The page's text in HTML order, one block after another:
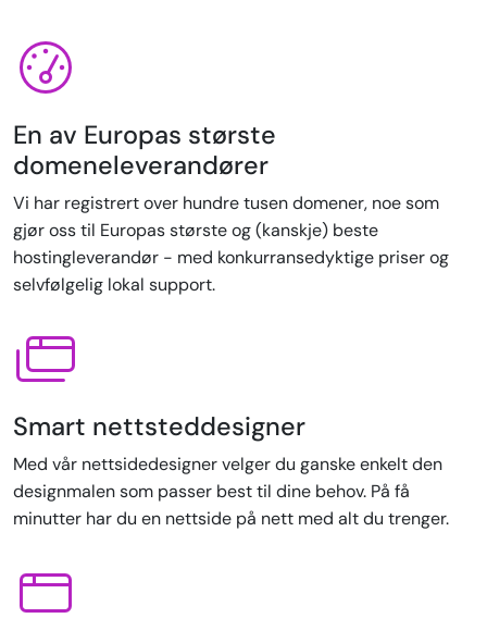
En av Europas største
domeneleverandører
Vi har registrert over hundre tusen domener, noe som
gjør oss til Europas største og (kanskje) beste
hostingleverandør - med konkurransedyktige priser og
selvfølgelig lokal support.
Smart nettsteddesigner
Med vår nettsidedesigner velger du ganske enkelt den
designmalen som passer best til dine behov. På få
minutter har du en nettside på nett med alt du trenger.